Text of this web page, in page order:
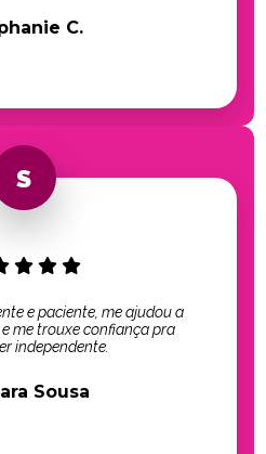
C.
e paciente, me ajudou a
me trouxe confiança pra
independente.
Sousa